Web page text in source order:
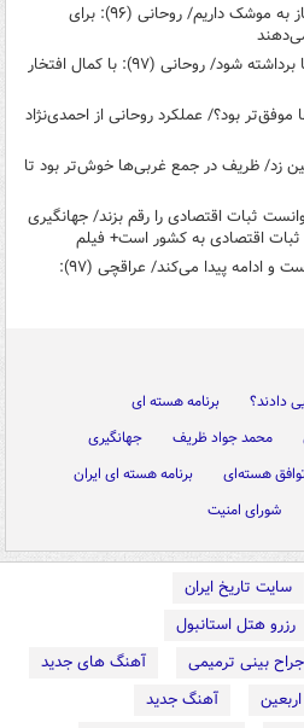
روحانی (۹۲): برای بازدارندگی نیاز به موشک داریم/ روحانی (۹۶): برای
روحانی (۹۲): باید همه تحریم‌ها برداشته شود/ روحانی (۹۷): با کمال افتخار
موفق‌تر بود؟/ عملکرد روحانی از احمدی‌نژاد
زمین زد/ ظریف در جمع غربی‌ها خوش‌تر بود تا
عقل توانست ثبات اقتصادی را رقم بزند/ جهانگیری
عراقچی(۹۵): حال برجام خوب است و ادامه پیدا می‌کند/ عراقچی (۹۷):
دادند؟
برنامه هسته ای
محمد جواد ظریف
جهانگیری
هسته‌ای
برنامه هسته ای ایران
شورای امنیت
سایت تاریخ ایران
رزرو هتل استانبول
بینی ترمیمی
آهنگ های جدید
آهنگ جدید